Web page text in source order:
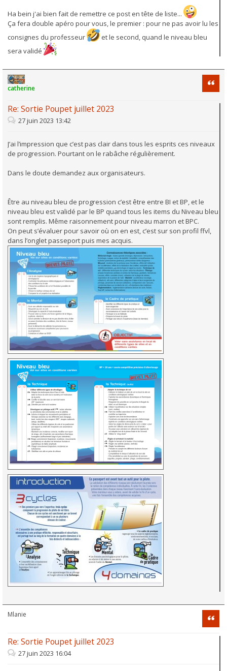
Ha bein j'ai bien fait de remettre ce post en tête de liste...
Ça fera double apéro pour vous, le premier : pour ne pas avoir lu les
consignes du professeur
et le second, quand le niveau bleu
sera validé
catherine
Re: Sortie Poupet juillet 2023
27 juin 2023 13:42
J’ai l’impression que c’est pas clair dans tous les esprits ces niveaux
de progression. Pourtant on le rabâche régulièrement.
Dans le doute demandez aux organisateurs.
Être au niveau bleu de progression c’est être entre BI et BP, et le
niveau bleu est validé par le BP quand tous les items du Niveau bleu
sont remplis. Même raisonnement pour niveau marron et BPC.
On peut s’évaluer pour savoir où on en est, c’est sur son profil ffvl,
dans l’onglet passeport puis mes acquis.
Mlanie
Re: Sortie Poupet juillet 2023
27 juin 2023 16:04